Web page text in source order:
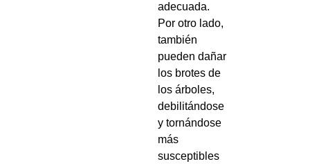
adecuada.
Por otro lado,
también
pueden dañar
los brotes de
los árboles,
debilitándose
y tornándose
más
susceptibles